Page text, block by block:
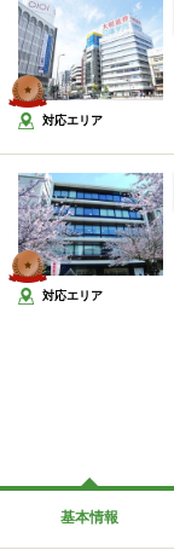
対応エリア
対応エリア
基本情報